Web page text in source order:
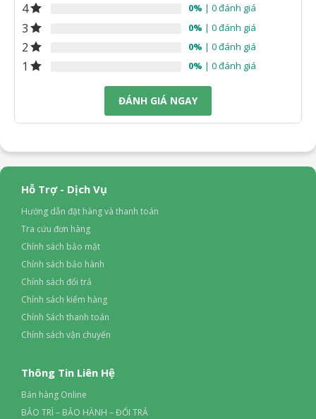
Chất liệu vỏ máy:
Nhựa ABS cao cấp
Chất liệu vòi sen:
Nhựa ABS mạ Chrome
Chất liệu giá đỡ vòi sen:
Kích thước – Khối lượng:
4 0% | 0 đánh giá
3 0% | 0 đánh giá
2 0% | 0 đánh giá
1 0% | 0 đánh giá
ĐÁNH GIÁ NGAY
Hỗ Trợ - Dịch Vụ
Hướng dẫn đặt hàng và thanh toán
Tra cứu đơn hàng
Chính sách bảo mật
Chính sách bảo hành
Chính sách đổi trả
Chính sách kiểm hàng
Chính Sách thanh toán
Chính sách vận chuyển
Thông Tin Liên Hệ
Bán hàng Online
BẢO TRÌ – BẢO HÀNH – ĐỔI TRẢ